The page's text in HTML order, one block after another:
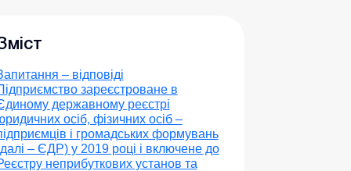
– відповіді
зареєстроване в
державному реєстрі
осіб, фізичних осіб –
і громадських формувань
– ЄДР) у 2019 році і включене до
неприбуткових установ та